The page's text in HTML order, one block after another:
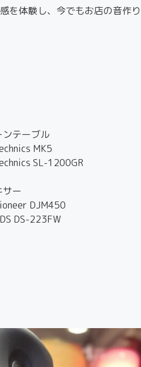
を体験し、今でもお店の音作
ンテーブル
MK5
SL-1200GR
ー
DJM450
DS-223FW